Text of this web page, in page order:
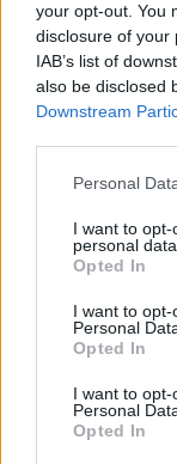
your opt-out. You
disclosure of your
IAB’s list of
also be disclosed
Downstream
Personal
I want to
personal data.
Opted In
I want to
Personal
Opted In
I want to
Personal
Opted In